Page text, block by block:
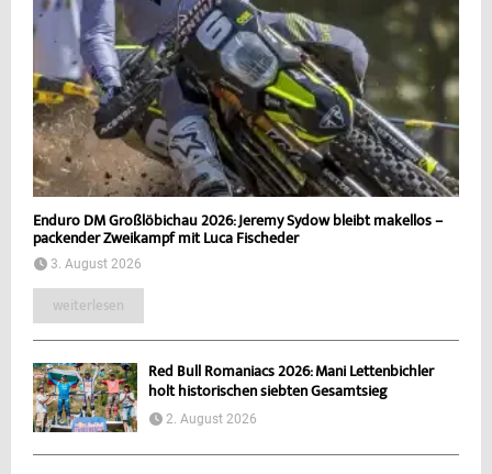
Enduro DM Großlöbichau 2026: Jeremy Sydow bleibt makellos –
packender Zweikampf mit Luca Fischeder
3. August 2026
weiterlesen
Red Bull Romaniacs 2026: Mani Lettenbichler
holt historischen siebten Gesamtsieg
2. August 2026